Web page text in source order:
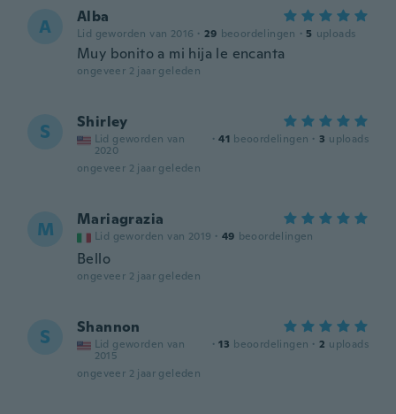
A Alba
Lid geworden van 2016 · 29 beoordelingen · 5 uploads
Muy bonito a mi hija le encanta
ongeveer 2 jaar geleden
S Shirley
Lid geworden van
2020
· 41 beoordelingen · 3 uploads
ongeveer 2 jaar geleden
M Mariagrazia
Lid geworden van 2019 · 49 beoordelingen
Bello
ongeveer 2 jaar geleden
S Shannon
Lid geworden van
2015
· 13 beoordelingen · 2 uploads
ongeveer 2 jaar geleden